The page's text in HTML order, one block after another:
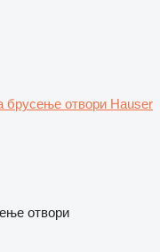
брусење отвори Hauser
отвори